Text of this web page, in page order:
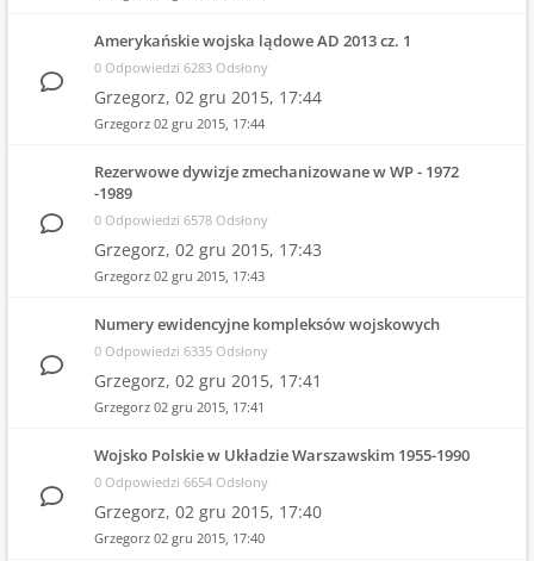
Amerykańskie wojska lądowe AD 2013 cz. 1
0 Odpowiedzi 6283 Odsłony
Grzegorz, 02 gru 2015, 17:44
Grzegorz 02 gru 2015, 17:44
Rezerwowe dywizje zmechanizowane w WP - 1972
-1989
0 Odpowiedzi 6578 Odsłony
Grzegorz, 02 gru 2015, 17:43
Grzegorz 02 gru 2015, 17:43
Numery ewidencyjne kompleksów wojskowych
0 Odpowiedzi 6335 Odsłony
Grzegorz, 02 gru 2015, 17:41
Grzegorz 02 gru 2015, 17:41
Wojsko Polskie w Układzie Warszawskim 1955-1990
0 Odpowiedzi 6654 Odsłony
Grzegorz, 02 gru 2015, 17:40
Grzegorz 02 gru 2015, 17:40